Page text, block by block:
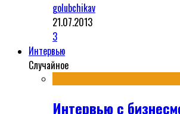
golubchikav
21.07.2013
3
Интервью
Случайное
Интервью с